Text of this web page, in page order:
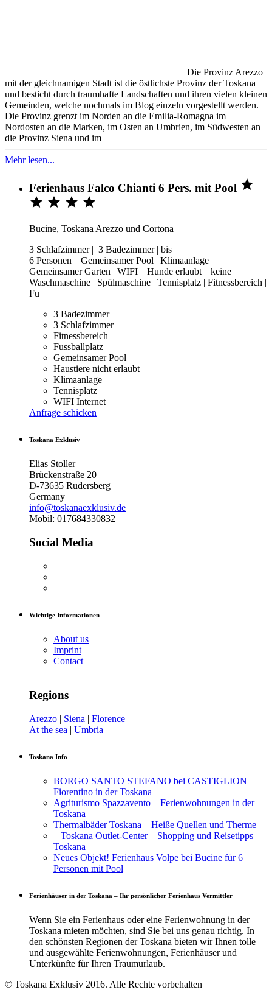
Die Provinz Arezzo
mit der gleichnamigen Stadt ist die östlichste Provinz der Toskana
und besticht durch traumhafte Landschaften und ihren vielen kleinen
Gemeinden, welche nochmals im Blog einzeln vorgestellt werden.
Die Provinz grenzt im Norden an die Emilia-Romagna im
Nordosten an die Marken, im Osten an Umbrien, im Südwesten an
die Provinz Siena und im
Mehr lesen...
Ferienhaus Falco Chianti 6 Pers. mit Pool 
   
Bucine, Toskana Arezzo und Cortona
3 Schlafzimmer | 3 Badezimmer | bis
6 Personen | Gemeinsamer Pool | Klimaanlage |
Gemeinsamer Garten | WIFI | Hunde erlaubt | keine
Waschmaschine | Spülmaschine | Tennisplatz | Fitnessbereich |
Fu
3 Badezimmer
3 Schlafzimmer
Fitnessbereich
Fussballplatz
Gemeinsamer Pool
Haustiere nicht erlaubt
Klimaanlage
Tennisplatz
WIFI Internet
Anfrage schicken
Toskana Exklusiv
Elias Stoller
Brückenstraße 20
D-73635 Rudersberg
Germany
info@toskanaexklusiv.de
Mobil: 017684330832
Social Media
Wichtige Informationen
About us
Imprint
Contact
Regions
Arezzo | Siena | Florence
At the sea | Umbria
Toskana Info
BORGO SANTO STEFANO bei CASTIGLION
Fiorentino in der Toskana
Agriturismo Spazzavento – Ferienwohnungen in der
Toskana
Thermalbäder Toskana – Heiße Quellen und Therme
– Toskana Outlet-Center – Shopping und Reisetipps
Toskana
Neues Objekt! Ferienhaus Volpe bei Bucine für 6
Personen mit Pool
Ferienhäuser in der Toskana – Ihr persönlicher Ferienhaus Vermittler
Wenn Sie ein Ferienhaus oder eine Ferienwohnung in der
Toskana mieten möchten, sind Sie bei uns genau richtig. In
den schönsten Regionen der Toskana bieten wir Ihnen tolle
und ausgewählte Ferienwohnungen, Ferienhäuser und
Unterkünfte für Ihren Traumurlaub.
© Toskana Exklusiv 2016. Alle Rechte vorbehalten